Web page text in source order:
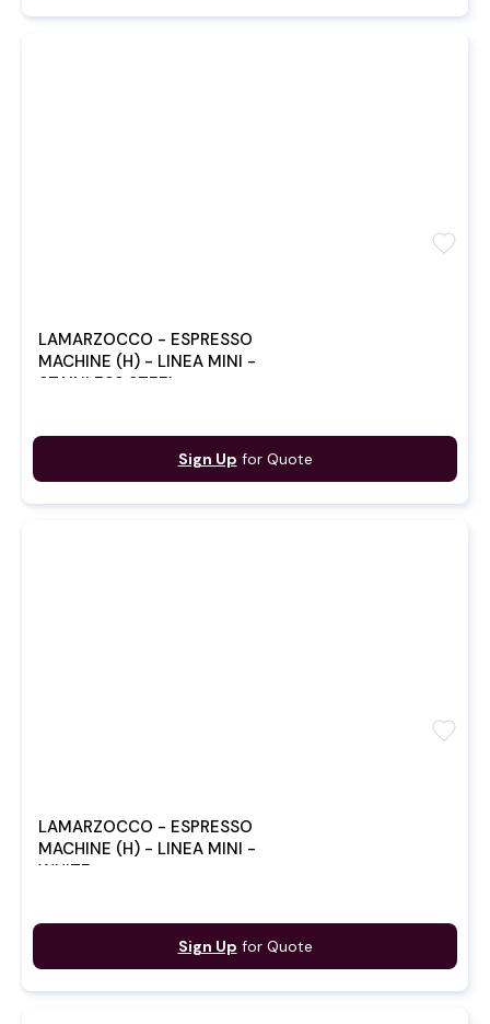
LAMARZOCCO - ESPRESSO
MACHINE (H) - LINEA MINI -
STAINLESS STEEL
Sign Up for Quote
favorite
LAMARZOCCO - ESPRESSO
MACHINE (H) - LINEA MINI -
WHITE
Sign Up for Quote
favorite